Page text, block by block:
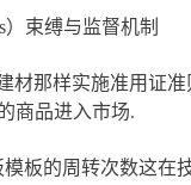
）束缚与监督机制
材那样实施准用证
商品进入市场.
板的周转次数这在